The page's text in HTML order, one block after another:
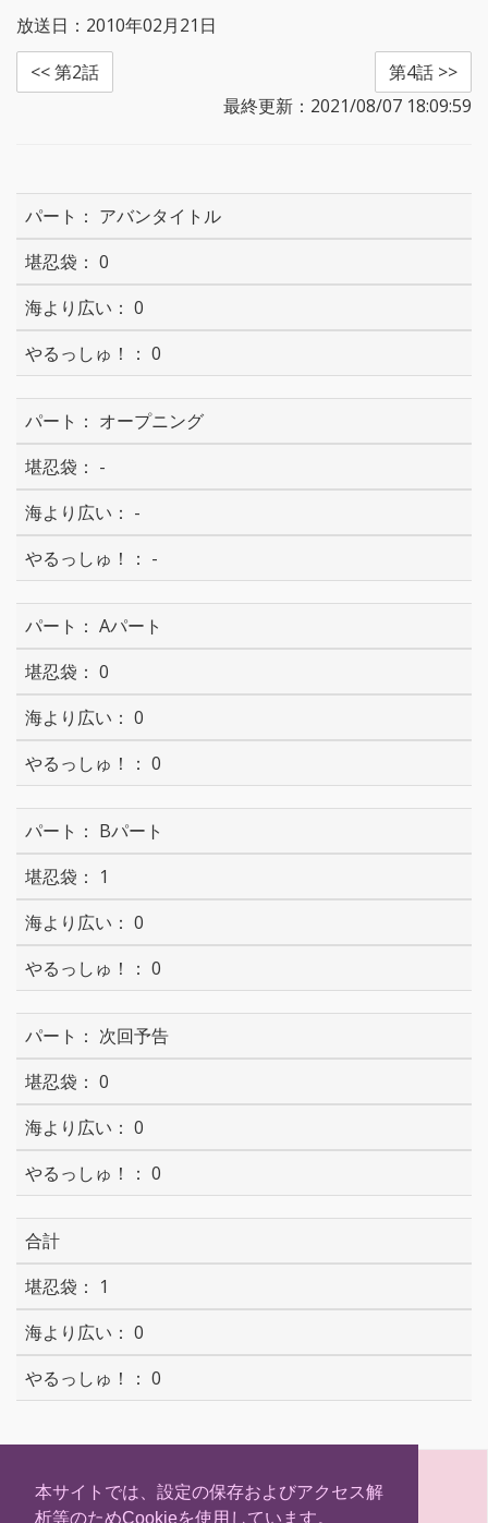
本サイトでは、設定の保存およびアクセス解
析等のためCookieを使用しています。
放送日：2010年02月21日
<< 第2話
第4話 >>
最終更新：2021/08/07 18:09:59
アバンタイトル
0
0
0
オープニング
-
-
-
Aパート
0
0
0
Bパート
1
0
0
次回予告
0
0
0
合計
1
0
0
h
a
w
i
a
c
a
t